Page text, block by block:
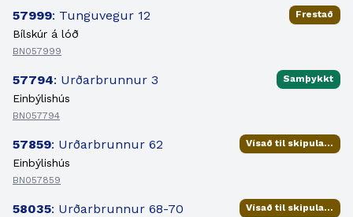
57999: Tunguvegur 12
Bílskúr á lóð
BN057999
Frestað
57794: Urðarbrunnur 3
Einbýlishús
BN057794
Samþykkt
57859: Urðarbrunnur 62
Einbýlishús
BN057859
Vísað til skipulagsfulltrúa
58035: Urðarbrunnur 68-70 Vísað til skipulagsfulltrúa